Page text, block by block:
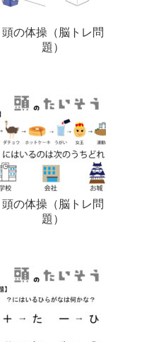
頭の体操（脳トレ問
題）
頭の体操（脳トレ問
題）